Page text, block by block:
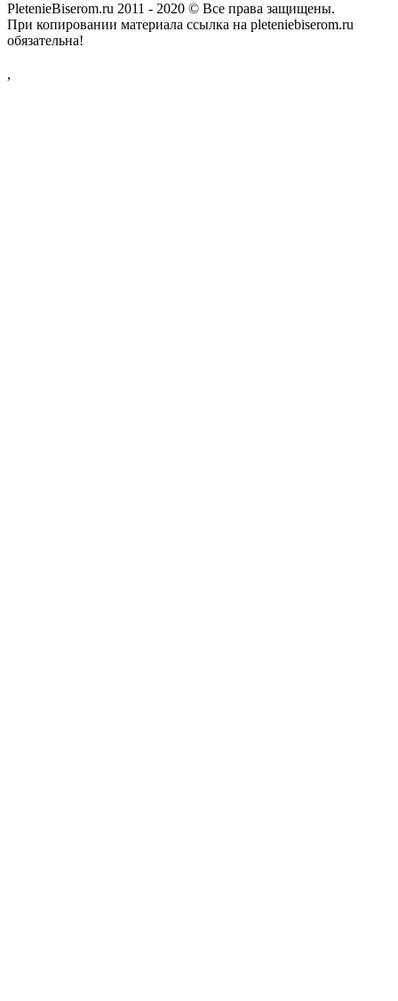
PletenieBiserom.ru 2011 - 2020 © Все права защищены.
При копировании материала ссылка на pleteniebiserom.ru
обязательна!
,